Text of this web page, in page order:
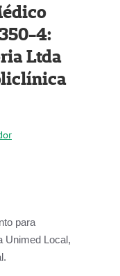
4:
Ltda
para
Unimed Local,